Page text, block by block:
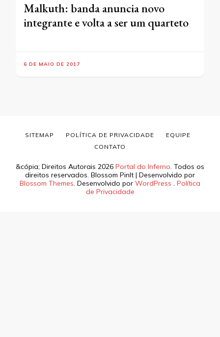
Malkuth: banda anuncia novo
integrante e volta a ser um quarteto
6 DE MAIO DE 2017
&cópia; Direitos Autorais 2026 Portal do Inferno. Todos os
direitos reservados. Blossom PinIt | Desenvolvido por
Blossom Themes. Desenvolvido por WordPress . Política
de Privacidade
SITEMAP POLÍTICA DE PRIVACIDADE
EQUIPE
CONTATO